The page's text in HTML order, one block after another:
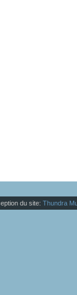
du site: Thundra